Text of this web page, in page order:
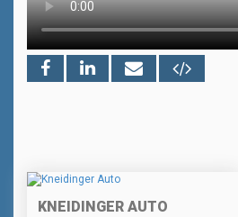
KNEIDINGER AUTO